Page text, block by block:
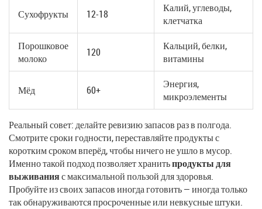
Сухофрукты 12-18
Калий, углеводы,
клетчатка
Порошковое
молоко
120
Кальций, белки,
витамины
Мёд 60+
Энергия,
микроэлементы
Реальный совет: делайте ревизию запасов раз в полгода.
Смотрите сроки годности, переставляйте продукты с
коротким сроком вперёд, чтобы ничего не ушло в мусор.
Именно такой подход позволяет хранитьпродукты для
выживанияс максимальной пользой для здоровья.
Пробуйте из своих запасов иногда готовить — иногда только
так обнаруживаются просроченные или невкусные штуки.